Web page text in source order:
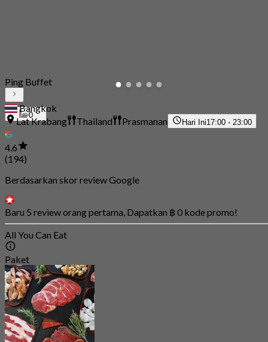
0
Ping Buffet
Bangkok
Lat Krabang
Thailand Prasmanan Hari Ini17:00 - 23:00
4.6
(194)
Berdasarkan skor review Google
Baru 5 review orang pertama, Dapatkan ฿ 0 kode promo!
All You Can Eat
Paket